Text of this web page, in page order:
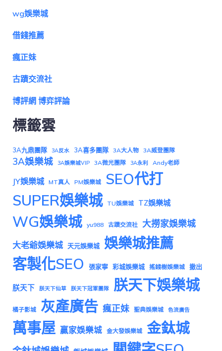
wg娛樂城
借錢推薦
瘋正妹
古蹟交流社
博評網 博弈評論
標籤雲
3A九鼎團隊 3A反水 3A喜多團隊 3A大人物 3A威登團隊
3A娛樂城 3A娛樂城VIP 3A微光團隊 3A永利 Andy老師
JY娛樂城 MT真人 PM娛樂城
SEO代打
SUPER娛樂城
TU娛樂城 TZ娛樂城
WG娛樂城 yu988 古蹟交流社 大撈家娛樂城
大老爺娛樂城 天元娛樂城
娛樂城推薦
客製化SEO
張家寧 彩城娛樂城 搖錢樹娛樂城 撤出
朕天下 朕天下仙草 朕天下冠軍團隊 朕天下娛樂城
橘子影城 灰產廣告 瘋正妹 聖典娛樂城 色流廣告
萬事屋 贏家娛樂城 金大發娛樂城 金鈦城